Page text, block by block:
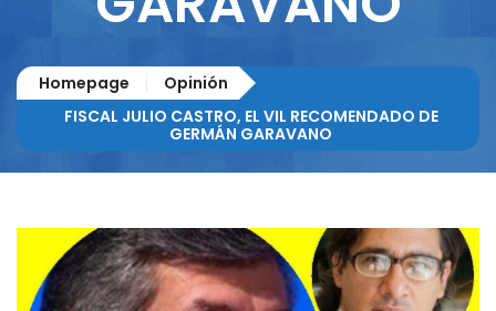
Homepage
Opinión
FISCAL JULIO CASTRO, EL VIL RECOMENDADO DE
GERMÁN GARAVANO